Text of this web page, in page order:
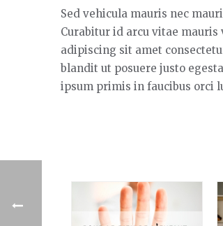
Sed vehicula mauris nec
Curabitur id arcu vitae
adipiscing sit amet
blandit ut posuere justo
ipsum primis in faucibus orci